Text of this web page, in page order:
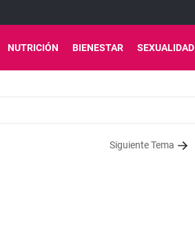
NUTRICIÓN BIENESTAR SEXUALIDAD
Siguiente Tema